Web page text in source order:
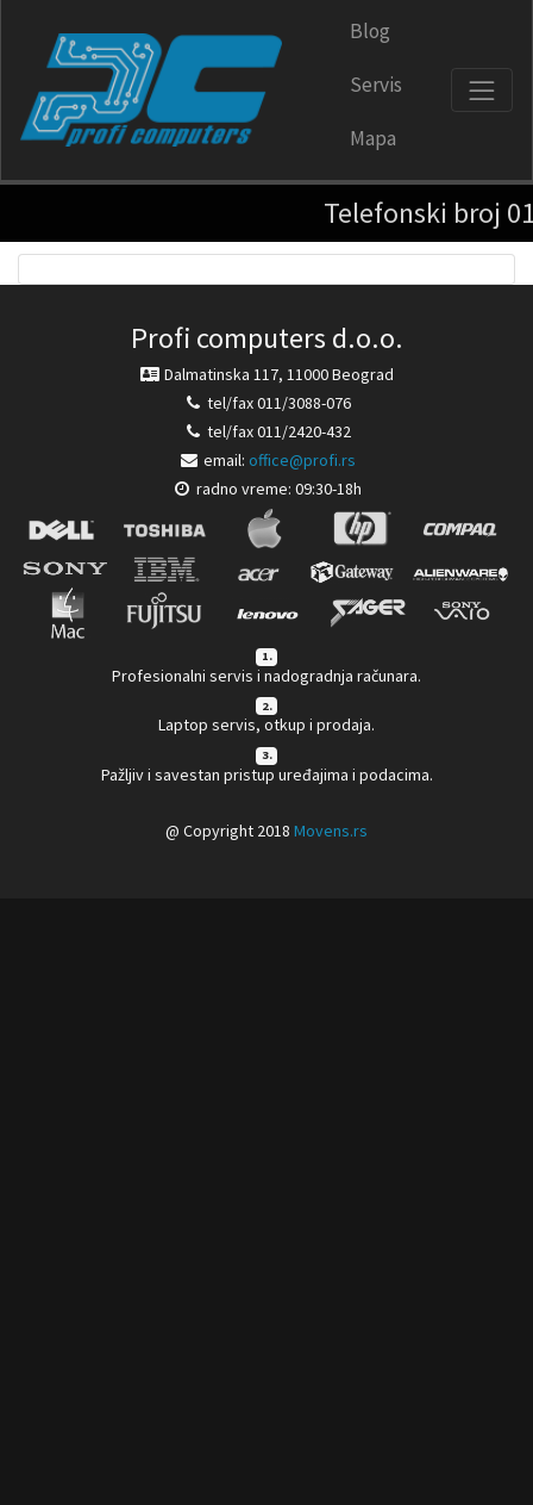
Blog
Servis
Mapa
Telefonski broj 011-
Profi computers d.o.o.
Dalmatinska 117, 11000 Beograd
tel/fax 011/3088-076
tel/fax 011/2420-432
email: office@profi.rs
radno vreme: 09:30-18h
1.
Profesionalni servis i nadogradnja računara.
2.
Laptop servis, otkup i prodaja.
3.
Pažljiv i savestan pristup uređajima i podacima.
@ Copyright 2018 Movens.rs